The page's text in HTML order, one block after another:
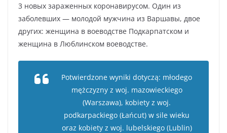
3 новых зараженных коронавирусом. Один из
заболевших — молодой мужчина из Варшавы, двое
других: женщина в воеводстве Подкарпатском и
женщина в Люблинском воеводстве.
Potwierdzone wyniki dotyczą: młodego
mężczyzny z woj. mazowieckiego
(Warszawa), kobiety z woj.
podkarpackiego (Łańcut) w sile wieku
oraz kobiety z woj. lubelskiego (Lublin)